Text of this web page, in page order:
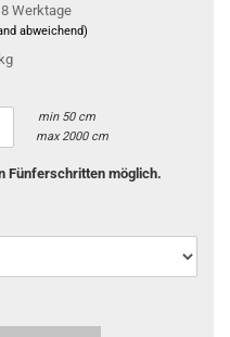
8 Werktage
abweichend)
min 50 cm
max 2000 cm
Fünferschritten möglich.